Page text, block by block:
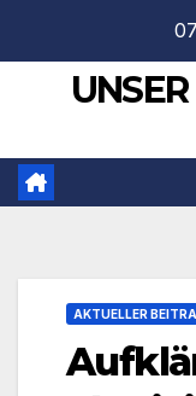
springen
AKTUELLER